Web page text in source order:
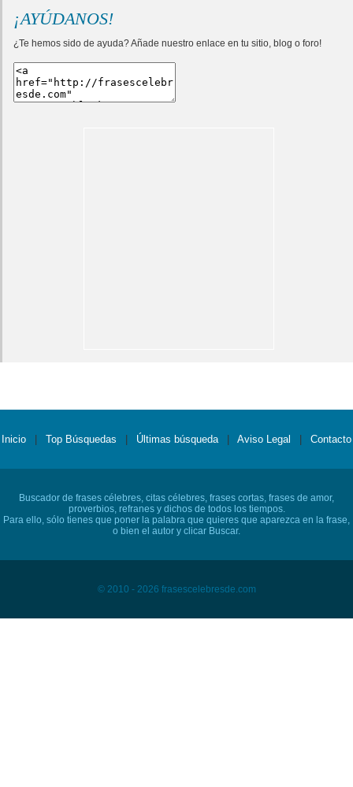
¡AYÚDANOS!
¿Te hemos sido de ayuda? Añade nuestro enlace en tu sitio, blog o foro!
Inicio Top Búsquedas Últimas búsqueda Aviso Legal Contacto
Buscador de frases célebres, citas célebres, frases cortas, frases de amor,
proverbios, refranes y dichos de todos los tiempos.
Para ello, sólo tienes que poner la palabra que quieres que aparezca en la frase,
o bien el autor y clicar Buscar.
© 2010 - 2026 frasescelebresde.com